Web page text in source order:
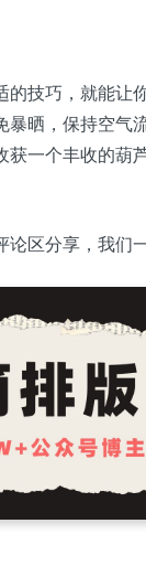
技巧，就能让
晒，保持空气
一个丰收的葫
区分享，我们